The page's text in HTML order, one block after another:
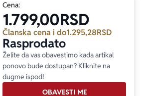
Cena:
1.799,00RSD
Članska cena i do1.295,28RSD
Rasprodato
Želite da vas obavestimo kada artikal
ponovo bude dostupan? Kliknite na
dugme ispod!
OBAVESTI ME